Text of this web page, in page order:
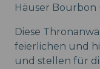
Häuser Bourbon
Diese
feierlichen und
und stellen für